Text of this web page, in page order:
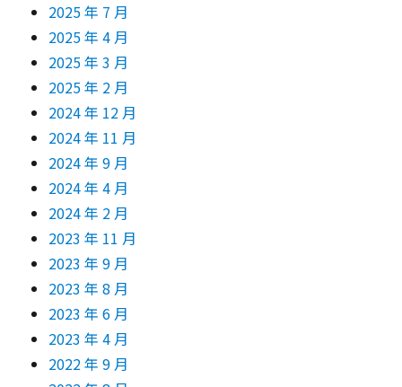
2025 年 7 月
2025 年 4 月
2025 年 3 月
2025 年 2 月
2024 年 12 月
2024 年 11 月
2024 年 9 月
2024 年 4 月
2024 年 2 月
2023 年 11 月
2023 年 9 月
2023 年 8 月
2023 年 6 月
2023 年 4 月
2022 年 9 月